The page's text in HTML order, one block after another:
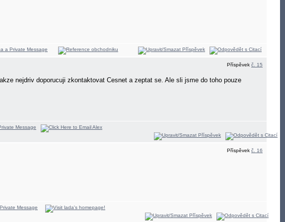
Příspěvek č. 15
nejdriv doporucuji zkontaktovat Cesnet a zeptat se. Ale sli jsme do toho pouze
Příspěvek č. 16